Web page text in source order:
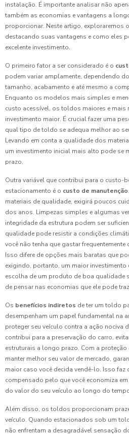
instalação. É importante analisar não
também as economias e vantagens a
proporcionar. Neste artigo, exploraremos
destacando suas vantagens e como eles
excelente investimento.
O primeiro fator a ser considerado é o
podem variar amplamente, dependendo
tamanho, acabamento e até mesmo a
Enquanto os modelos mais simples e
custo acessível, os toldos maiores e mais
investimento maior. É crucial fazer uma
qual tipo de toldo se adequa melhor ao
Levando em conta a qualidade dos
um investimento inicial mais alto pode se
prazo.
Outra variável que contribui para o custo-
estacionamento é o custo de manutenção
materiais de qualidade, exigirá poucos
dos anos. Limpezas simples e algumas
integridade da estrutura podem ser
qualidade pode resistir a condições
você não tenha que gastar
Isso difere de opções mais baratas que
exigindo, portanto, um maior investimento
escolha de um produto de boa qualidade
de pensar nas economias que ele pode
Os benefícios indiretos de ter um toldo
desempenham um papel fundamental na
proteger seu veículo contra a ação nociva
contribui para a preservação do carro,
estruturais a longo prazo. Com a
manter melhor seu valor de mercado,
maior caso você decida vendê-lo. Isso
compensado pelo que você economiza
do valor do seu veículo ao longo do
Além disso, os toldos proporcionam
veículo. Quando estacionados sob um
não enfrentam a desagradável sensação